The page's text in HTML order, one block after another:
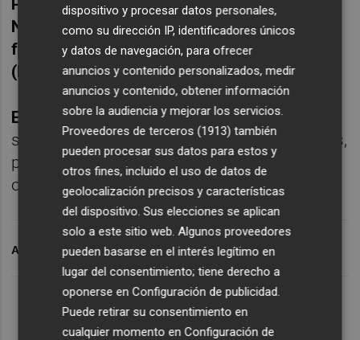
Pedro Herrero, Caja Provincial, Proaguas,
Natura, Consorcio de Bomberos y las
fundaciones de los centros culturales
(Marq y ADDA).
E
l PSOE votará a favor en función de cómo
se cierren los flecos pendientes; Compromís,
por su parte, sí que ratificará la
organización.
ARCHIVADO EN DIPUTACIÓN DE ALICANTE TONI PÉREZ
dispositivo y procesar datos personales,
como su dirección IP, identificadores únicos
y datos de navegación, para ofrecer
anuncios y contenido personalizados, medir
anuncios y contenido, obtener información
sobre la audiencia y mejorar los servicios.
Proveedores de terceros (1913) también
pueden procesar sus datos para estos y
otros fines, incluido el uso de datos de
geolocalización precisos y características
del dispositivo. Sus elecciones se aplican
solo a este sitio web. Algunos proveedores
pueden basarse en el interés legítimo en
lugar del consentimiento; tiene derecho a
oponerse enConfiguración de publicidad.
Puede retirar su consentimiento en
cualquier momento enConfiguración de